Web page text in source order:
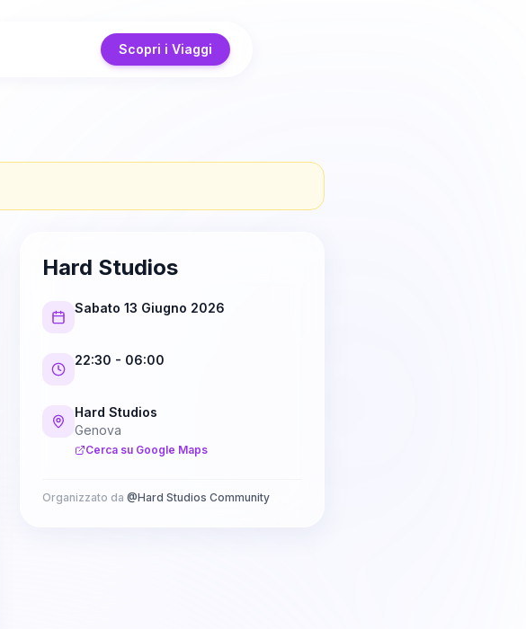
Scopri i Viaggi
Hard Studios
Sabato 13 Giugno 2026
22:30 - 06:00
Hard Studios
Genova
Cerca su Google Maps
Organizzato da @Hard Studios Community